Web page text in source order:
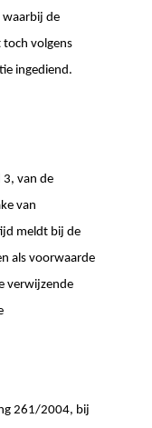
waarbij de
toch volgens
ingediend.
3, van de
van
meldt bij de
als voorwaarde
verwijzende
261/2004, bij